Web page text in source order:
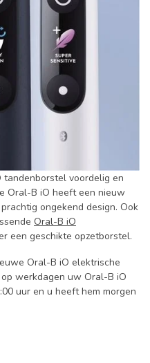
voordelig en
Oral-B iO heeft een nieuw
ongekend design. Ook
Oral-B iO
een geschikte opzetborstel.
Oral-B iO elektrische
werkdagen uw Oral-B iO
uur en u heeft hem morgen